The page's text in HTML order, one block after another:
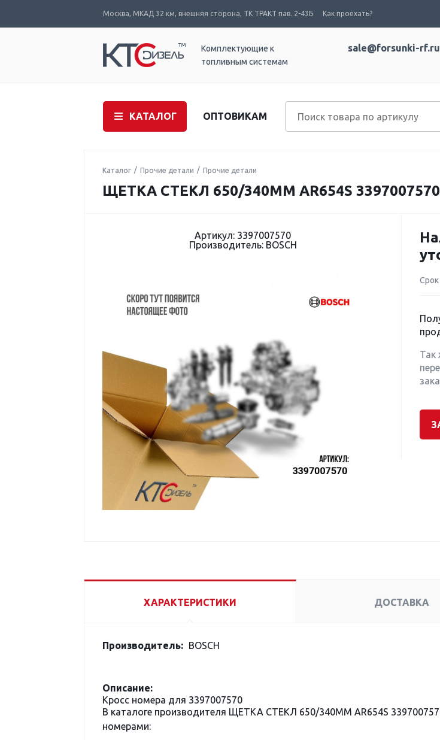
Москва, МКАД 32 км, внешняя сторона, ТК ТРАКТ пав. 2-43Б Как проехать?
Комплектующие к
топливным системам
sale@forsunki-rf.ru
КАТАЛОГ ОПТОВИКАМ
Каталог Прочие детали Прочие детали
ЩЕТКА СТЕКЛ 650/340ММ AR654S 3397007570
Артикул: 3397007570
Производитель: BOSCH
Срок
Так
ХАРАКТЕРИСТИКИ ДОСТАВКА
Производитель: BOSCH
Описание:
Кросс номера для 3397007570
В каталоге производителя ЩЕТКА СТЕКЛ 650/340ММ AR654S
номерами: